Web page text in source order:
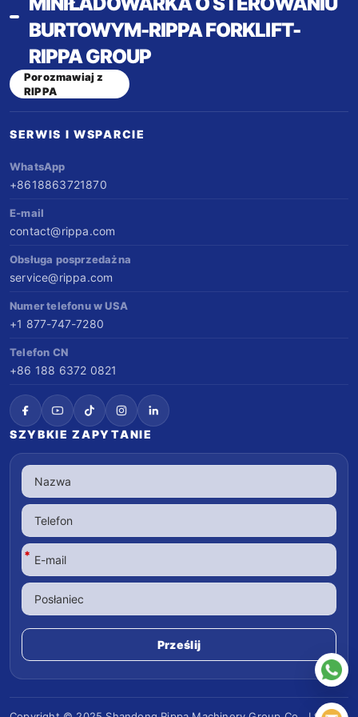
wodnych oraz treści do mediów
społecznościowych; (3) Reklamy w Google
Ads oraz udział w targach obniżają Twoje
koszty pozyskiwania klientów; (4) Bezpłatny
sprzedaży.
— globalna ochrona marki. Wydajność
porównywalna z silnikami Kubota i Yanmar.
Sprzedawaj wszędzie, serwisuj bez trudu,
buduj długoterminową wartość.
BURTOWYM-RIPPA FORKLIFT-
RIPPA GROUP
Porozmawiaj z
RIPPA
SERWIS I WSPARCIE
WhatsApp
+8618863721870
E-mail
contact@rippa.com
Obsługa posprzedażna
service@rippa.com
Numer telefonu w USA
+1 877-747-7280
Telefon CN
+86 188 6372 0821
SZYBKIE ZAPYTANIE
*